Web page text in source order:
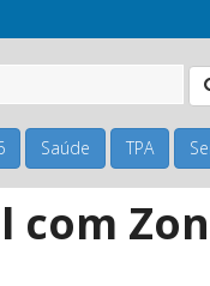
Saúde TPA